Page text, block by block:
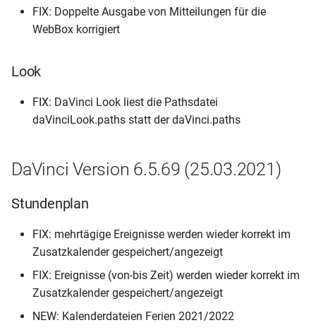
FIX: Doppelte Ausgabe von Mitteilungen für die
WebBox korrigiert
Look
FIX: DaVinci Look liest die Pathsdatei
daVinciLook.paths statt der daVinci.paths
DaVinci Version 6.5.69 (25.03.2021)
Stundenplan
FIX: mehrtägige Ereignisse werden wieder korrekt im
Zusatzkalender gespeichert/angezeigt
FIX: Ereignisse (von-bis Zeit) werden wieder korrekt im
Zusatzkalender gespeichert/angezeigt
NEW: Kalenderdateien Ferien 2021/2022